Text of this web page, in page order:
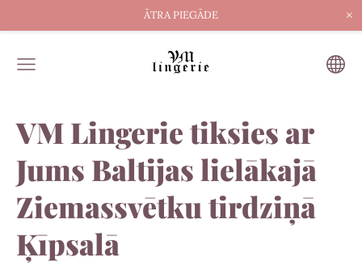
ĀTRA PIEGĀDE ×
VM Lingerie tiksies ar
Jums Baltijas lielākajā
Ziemassvētku tirdziņā
Ķīpsalā